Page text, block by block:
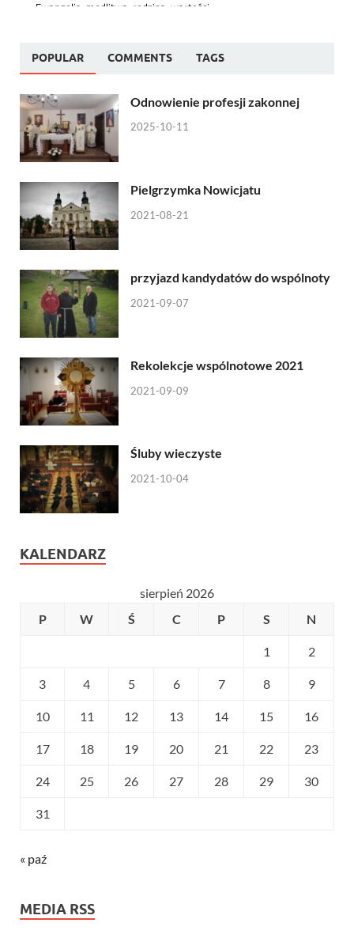
POPULAR COMMENTS TAGS
Odnowienie profesji zakonnej
2025-10-11
Pielgrzymka Nowicjatu
2021-08-21
przyjazd kandydatów do wspólnoty
2021-09-07
Rekolekcje wspólnotowe 2021
2021-09-09
Śluby wieczyste
2021-10-04
KALENDARZ
sierpień 2026
P
W Ś C P S N
1 2
3 4 5 6 7 8 9
10 11 12 13 14 15 16
17 18 19 20 21 22 23
24 25 26 27 28 29 30
31
« paź
MEDIA RSS